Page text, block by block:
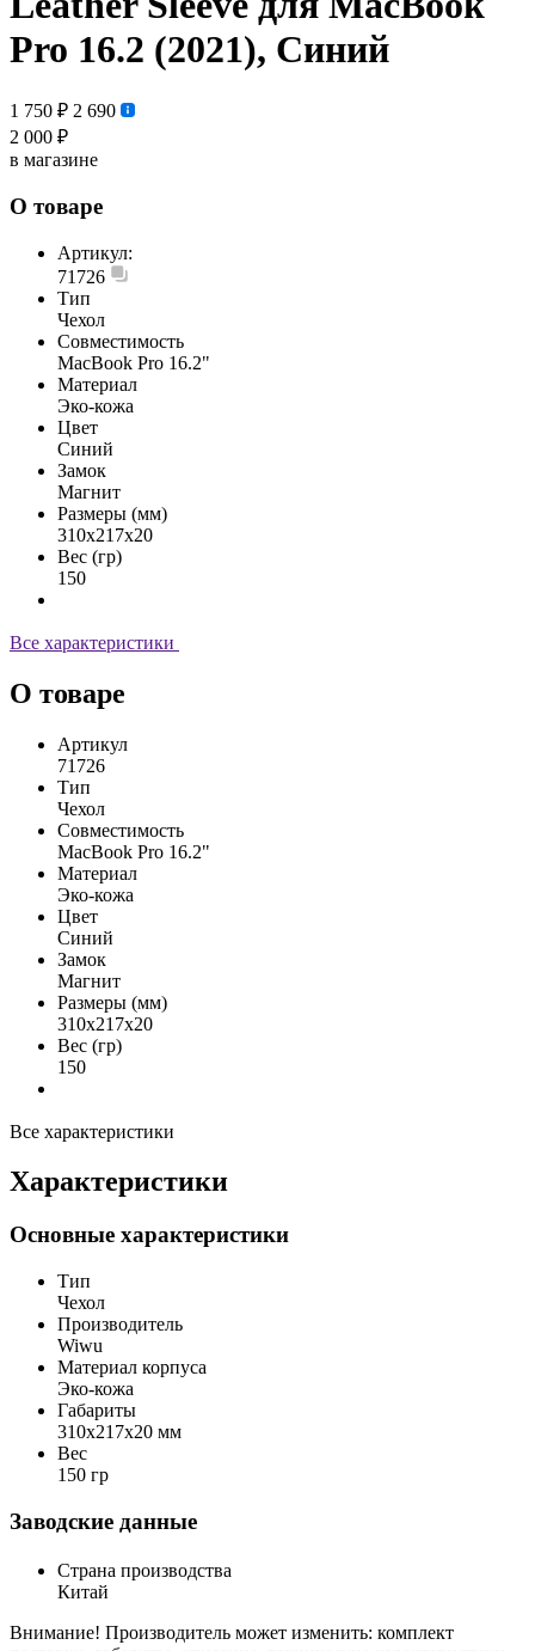
Pro 16.2 (2021), Синий
1 750 ₽ 2 690
2 000 ₽
в магазине
О товаре
Артикул:
71726
Тип
Чехол
Совместимость
MacBook Pro 16.2"
Материал
Эко-кожа
Цвет
Синий
Замок
Магнит
Размеры (мм)
310х217х20
Вес (гр)
150
Все характеристики
О товаре
Артикул
71726
Тип
Чехол
Совместимость
MacBook Pro 16.2"
Материал
Эко-кожа
Цвет
Синий
Замок
Магнит
Размеры (мм)
310х217х20
Вес (гр)
150
Все характеристики
Характеристики
Основные характеристики
Тип
Чехол
Производитель
Wiwu
Материал корпуса
Эко-кожа
Габариты
310х217х20 мм
Вес
150 гр
Заводские данные
Страна производства
Китай
Внимание! Производитель может изменить: комплект